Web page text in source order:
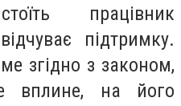
працівник
підтримку.
згідно з законом,
вплине, на його